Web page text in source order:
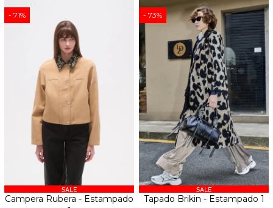
71
Campera Rubera - Estampado
73
Tapado Brikin - Estampado 1